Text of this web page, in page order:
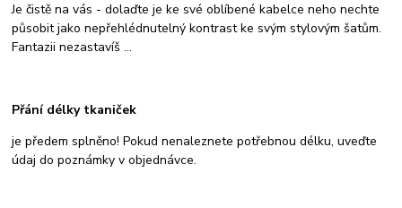
Je čistě na vás - dolaďte je ke své oblíbené kabelce neho nechte
působit jako nepřehlédnutelný kontrast ke svým stylovým šatům.
Fantazii nezastavíš ...
Přání délky tkaniček
je předem splněno! Pokud nenaleznete potřebnou délku, uveďte
údaj do poznámky v objednávce.